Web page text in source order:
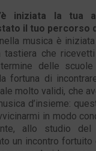
iniziata la tua
il tuo percorso
musica è
tastiera che
delle scuole
fortuna di
molto validi, che
d’insieme:
in modo
allo studio del
un incontro